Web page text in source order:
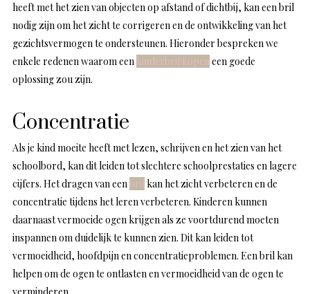
heeft met het zien van objecten op afstand of dichtbij, kan een bril
nodig zijn om het zicht te corrigeren en de ontwikkeling van het
gezichtsvermogen te ondersteunen. Hieronder bespreken we
enkele redenen waarom een kinderbril kopen een goede
oplossing zou zijn.
Concentratie
Als je kind moeite heeft met lezen, schrijven en het zien van het
schoolbord, kan dit leiden tot slechtere schoolprestaties en lagere
cijfers. Het dragen van een bril kan het zicht verbeteren en de
concentratie tijdens het leren verbeteren. Kinderen kunnen
daarnaast vermoeide ogen krijgen als ze voortdurend moeten
inspannen om duidelijk te kunnen zien. Dit kan leiden tot
vermoeidheid, hoofdpijn en concentratieproblemen. Een bril kan
helpen om de ogen te ontlasten en vermoeidheid van de ogen te